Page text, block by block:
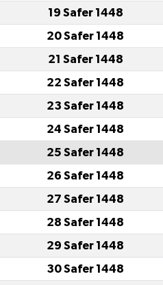
19 Safer 1448
20 Safer 1448
21 Safer 1448
22 Safer 1448
23 Safer 1448
24 Safer 1448
25 Safer 1448
26 Safer 1448
27 Safer 1448
28 Safer 1448
29 Safer 1448
30 Safer 1448